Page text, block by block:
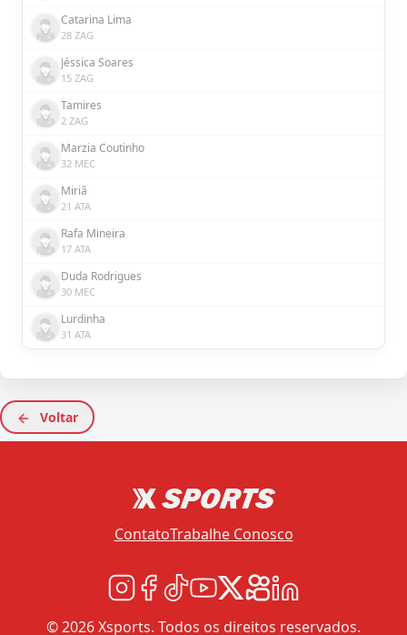
Catarina Lima
28 ZAG
Jéssica Soares
15 ZAG
Tamires
2 ZAG
Marzia Coutinho
32 MEC
Miriã
21 ATA
Rafa Mineira
17 ATA
Duda Rodrigues
30 MEC
Lurdinha
31 ATA
Voltar
ContatoTrabalhe Conosco
© 2026 Xsports. Todos os direitos reservados.